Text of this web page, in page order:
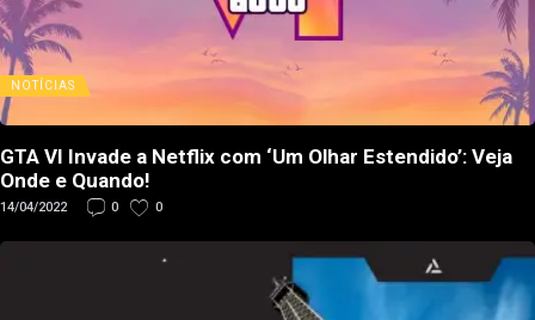
NOTÍCIAS
GTA VI Invade a Netflix com ‘Um Olhar Estendido’: Veja
Onde e Quando!
14/04/2022 0 0